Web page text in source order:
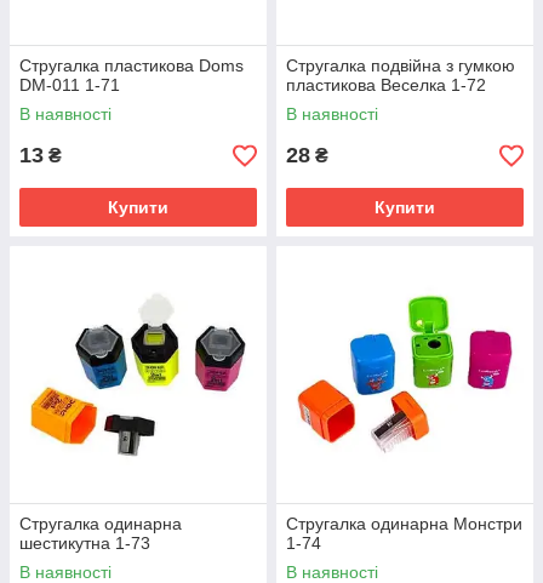
Стругалка пластикова Doms
DM-011 1-71
В наявності
13 ₴
Купити
Стругалка подвійна з гумкою
пластикова Веселка 1-72
В наявності
28 ₴
Купити
Стругалка одинарна
шестикутна 1-73
В наявності
Стругалка одинарна Монстри
1-74
В наявності